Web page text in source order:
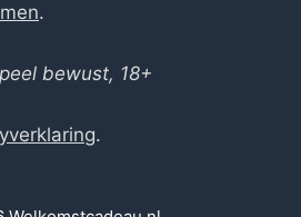
.
bewust, 18+
.